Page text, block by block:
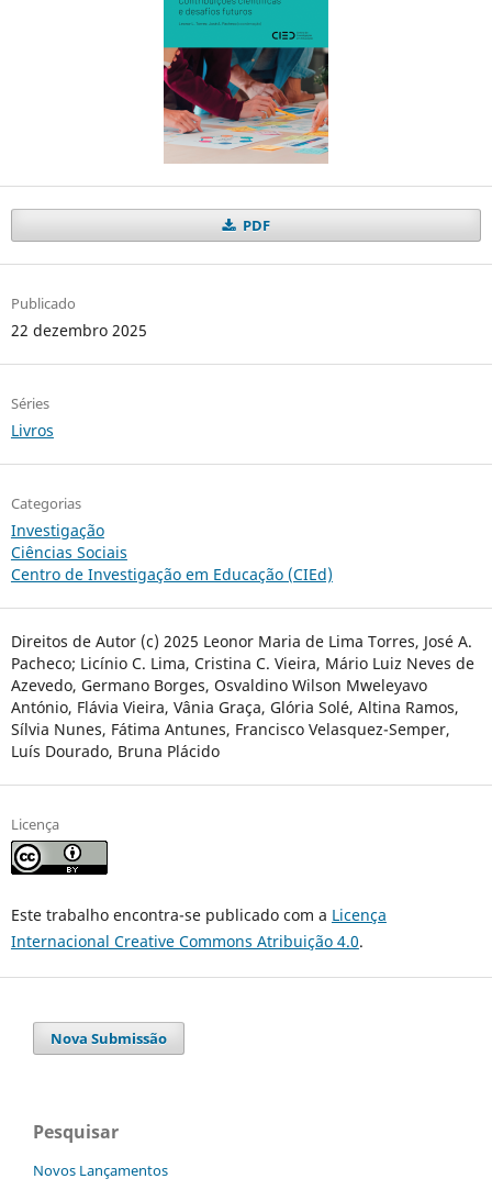
PDF
Publicado
22 dezembro 2025
Séries
Livros
Categorias
Investigação
Ciências Sociais
Centro de Investigação em Educação (CIEd)
Direitos de Autor (c) 2025 Leonor Maria de Lima Torres, José A.
Pacheco; Licínio C. Lima, Cristina C. Vieira, Mário Luiz Neves de
Azevedo, Germano Borges, Osvaldino Wilson Mweleyavo
António, Flávia Vieira, Vânia Graça, Glória Solé, Altina Ramos,
Sílvia Nunes, Fátima Antunes, Francisco Velasquez-Semper,
Luís Dourado, Bruna Plácido
Licença
Este trabalho encontra-se publicado com a Licença
Internacional Creative Commons Atribuição 4.0.
Nova Submissão
Pesquisar
Novos Lançamentos